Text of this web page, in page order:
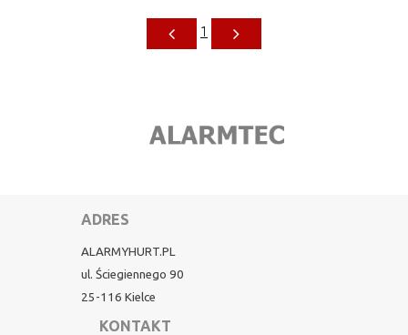
1
ADRES
ALARMYHURT.PL
ul. Ściegiennego 90
25-116 Kielce
KONTAKT